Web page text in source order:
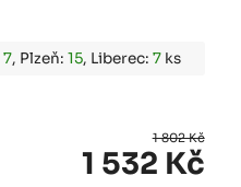
7, Plzeň: 15, Liberec: 7ks
1 802 Kč
1 532 Kč